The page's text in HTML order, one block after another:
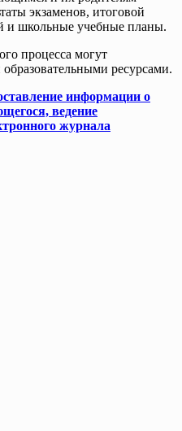
экзаменов, итоговой
и школьные учебные планы.
процесса могут
ресурсами.
информации о
ведение
журнала